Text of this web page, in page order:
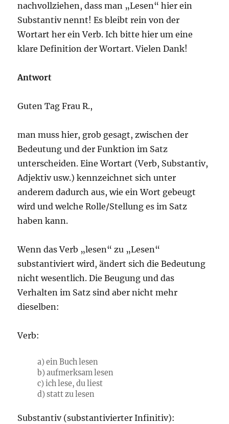
nachvollziehen, dass man „Lesen“ hier ein
Substantiv nennt! Es bleibt rein von der
Wortart her ein Verb. Ich bitte hier um eine
klare Definition der Wortart. Vielen Dank!
Antwort
Guten Tag Frau R.,
man muss hier, grob gesagt, zwischen der
Bedeutung und der Funktion im Satz
unterscheiden. Eine Wortart (Verb, Substantiv,
Adjektiv usw.) kennzeichnet sich unter
anderem dadurch aus, wie ein Wort gebeugt
wird und welche Rolle/Stellung es im Satz
haben kann.
Wenn das Verb „lesen“ zu „Lesen“
substantiviert wird, ändert sich die Bedeutung
nicht wesentlich. Die Beugung und das
Verhalten im Satz sind aber nicht mehr
dieselben:
Verb:
a) ein Buch lesen
b) aufmerksam lesen
c) ich lese, du liest
d) statt zu lesen
Substantiv (substantivierter Infinitiv):